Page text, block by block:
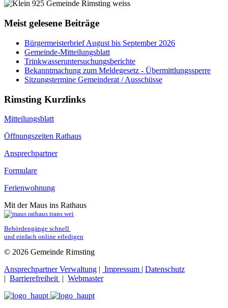
Meist gelesene Beiträge
Bürgermeisterbrief August bis September 2026
Gemeinde-Mitteilungsblatt
Trinkwasseruntersuchungsberichte
Bekanntmachung zum Meldegesetz - Übermittlungssperre
Sitzungstermine Gemeinderat / Ausschüsse
Rimsting Kurzlinks
Mitteilungsblatt
Öffnungszeiten Rathaus
Ansprechpartner
Formulare
Ferienwohnung
Mit der Maus ins Rathaus
Behördengänge schnell
und einfach online erledigen
© 2026 Gemeinde Rimsting
Ansprechpartner Verwaltung | Impressum | Datenschutz
| Barrierefreiheit | Webmaster